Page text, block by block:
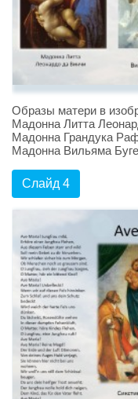
Образы матери в
Мадонна Литта
Мадонна Грандука
Мадонна Вильяма
Слайд 4